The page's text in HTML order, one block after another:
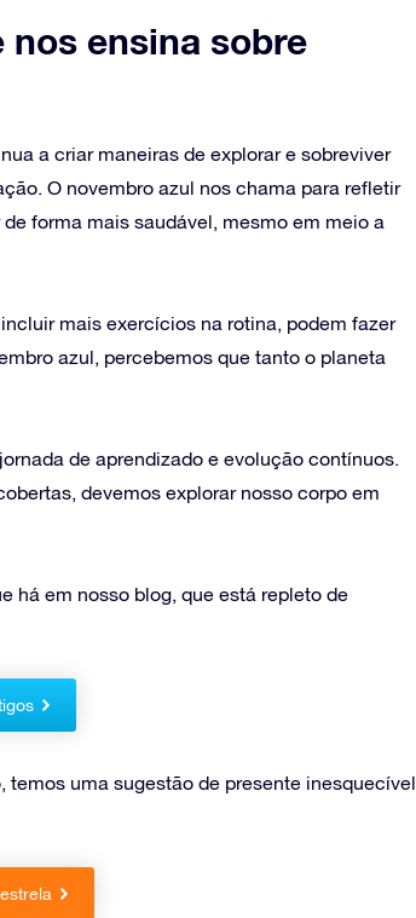
nos ensina sobre
a criar maneiras de explorar e sobreviver
O novembro azul nos chama para refletir
forma mais saudável, mesmo em meio a
mais exercícios na rotina, podem fazer
azul, percebemos que tanto o planeta
de aprendizado e evolução contínuos.
devemos explorar nosso corpo em
há em nosso blog, que está repleto de
temos uma sugestão de presente inesquecível